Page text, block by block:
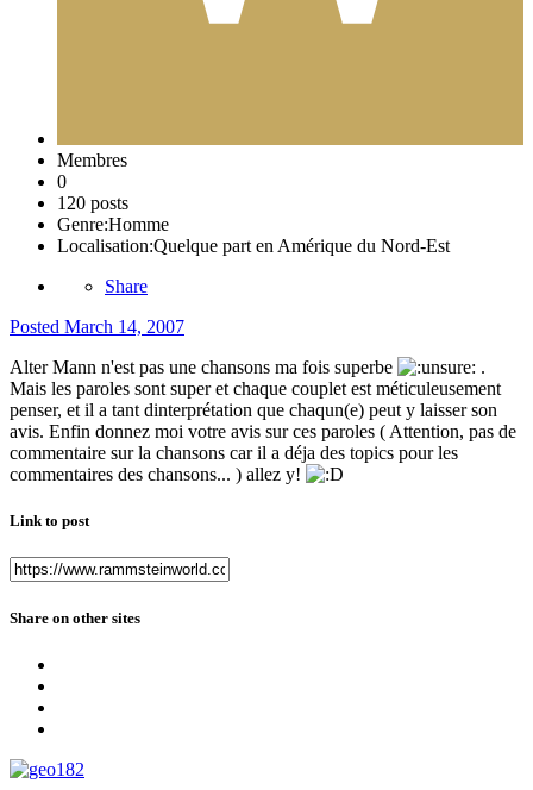
Membres
0
120 posts
Genre:Homme
Localisation:Quelque part en Amérique du Nord-Est
Share
Posted March 14, 2007
Alter Mann n'est pas une chansons ma fois superbe
.
Mais les paroles sont super et chaque couplet est méticuleusement
penser, et il a tant dinterprétation que chaqun(e) peut y laisser son
avis. Enfin donnez moi votre avis sur ces paroles ( Attention, pas de
commentaire sur la chansons car il a déja des topics pour les
commentaires des chansons... ) allez y!
Link to post
Share on other sites